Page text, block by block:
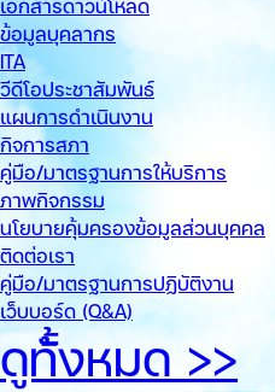
ข้อมูลบุคลากร
ITA
วีดีโอประชาสัมพันธ์
แผนการดำเนินงาน
กิจการสภา
คู่มือ/มาตรฐานการให้บริการ
ภาพกิจกรรม
นโยบายคุ้มครองข้อมูลส่วนบุคคล
ติดต่อเรา
คู่มือ/มาตรฐานการปฏิบัติงาน
เว็บบอร์ด (Q&A)
ดูทั้้งหมด >>